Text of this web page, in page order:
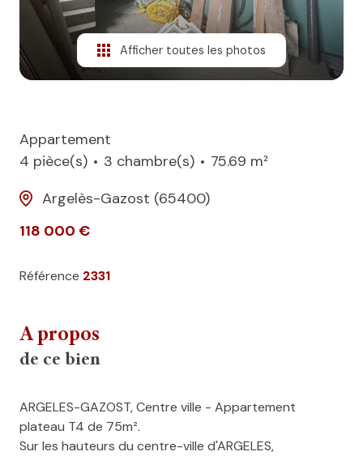
Afficher toutes les photos
Appartement
4 pièce(s)
3 chambre(s)
75.69 m²
Argelès-Gazost (65400)
118 000 €
Référence 2331
A propos
de ce bien
ARGELES-GAZOST, Centre ville - Appartement
plateau T4 de 75m².
Sur les hauteurs du centre-ville d'ARGELES,